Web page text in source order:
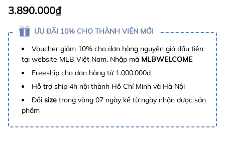
3.890.000₫
ƯU ĐÃI 10% CHO THÀNH VIÊN MỚI
Voucher giảm 10% cho đơn hàng nguyên giá đầu tiên
tại website MLB Việt Nam. Nhập mã MLBWELCOME
Freeship cho đơn hàng từ 1.000.000đ
Hỗ trợ ship 4h nội thành Hồ Chí Minh và Hà Nội
Đổi size trong vòng 07 ngày kể từ ngày nhận được sản
phẩm